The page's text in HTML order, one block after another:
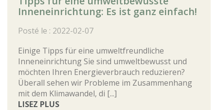
Inneneinrichtung: Es ist ganz einfach!
Posté le : 2022-02-07
Einige Tipps für eine umweltfreundliche
Inneneinrichtung Sie sind umweltbewusst und
möchten Ihren Energieverbrauch reduzieren?
Überall sehen wir Probleme im Zusammenhang
mit dem Klimawandel, di [...]
LISEZ PLUS